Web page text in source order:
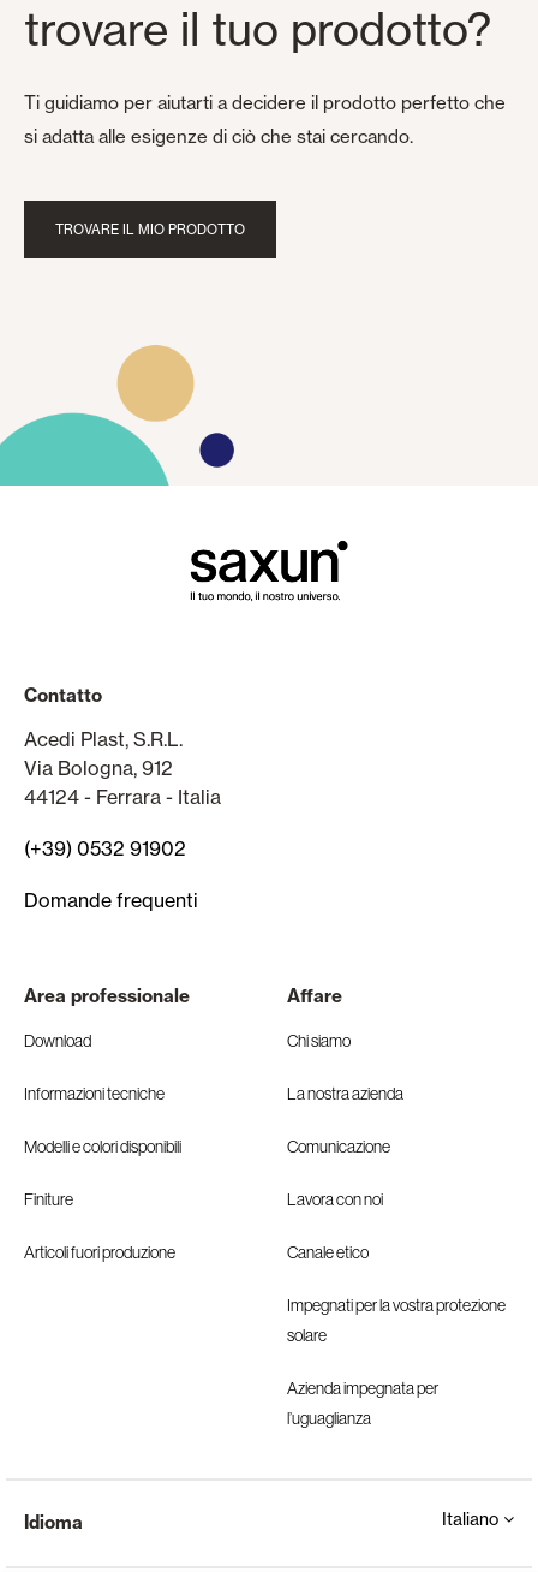
trovare il tuo prodotto?
Ti guidiamo per aiutarti a decidere il prodotto perfetto che
si adatta alle esigenze di ciò che stai cercando.
TROVARE IL MIO PRODOTTO
Contatto
Acedi Plast, S.R.L.
Via Bologna, 912
44124 - Ferrara - Italia
(+39) 0532 91902
Domande frequenti
Area professionale
Download
Informazioni tecniche
Modelli e colori disponibili
Finiture
Articoli fuori produzione
Affare
Chi siamo
La nostra azienda
Comunicazione
Lavora con noi
Canale etico
Impegnati per la vostra protezione
solare
Azienda impegnata per
l’uguaglianza
Idioma Italiano